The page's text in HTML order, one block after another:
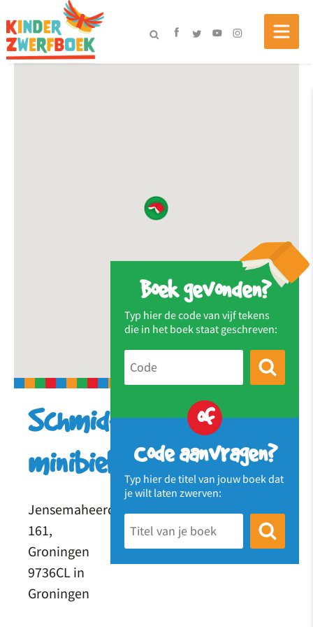
Boek gevonden?
Typ hier de code van vijf tekens
die in het boek staat geschreven:
of
Code aanvragen?
Typ hier de titel van jouw boek dat
je wilt laten zwerven:
Schmidt’s
minibieb
Jensemaheerd
161,
Groningen
9736CL in
Groningen